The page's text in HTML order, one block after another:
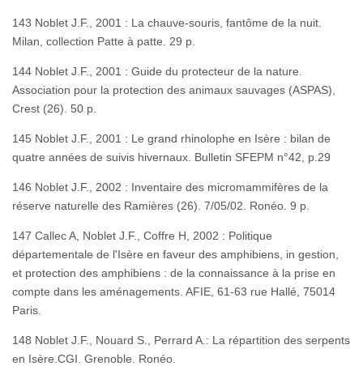
143 Noblet J.F., 2001 : La chauve-souris, fantôme de la nuit.
Milan, collection Patte à patte. 29 p.
144 Noblet J.F., 2001 : Guide du protecteur de la nature.
Association pour la protection des animaux sauvages (ASPAS),
Crest (26). 50 p.
145 Noblet J.F., 2001 : Le grand rhinolophe en Isère : bilan de
quatre années de suivis hivernaux. Bulletin SFEPM n°42, p.29
146 Noblet J.F., 2002 : Inventaire des micromammifères de la
réserve naturelle des Ramières (26). 7/05/02. Ronéo. 9 p.
147 Callec A, Noblet J.F., Coffre H, 2002 : Politique
départementale de l'Isère en faveur des amphibiens, in gestion,
et protection des amphibiens : de la connaissance à la prise en
compte dans les aménagements. AFIE, 61-63 rue Hallé, 75014
Paris.
148 Noblet J.F., Nouard S., Perrard A.: La répartition des serpents
en Isère.CGI. Grenoble. Ronéo.